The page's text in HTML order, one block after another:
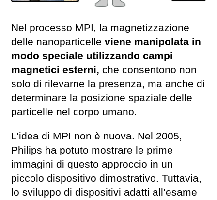
Nel processo MPI, la magnetizzazione
delle nanoparticelle viene manipolata in
modo speciale utilizzando campi
magnetici esterni, che consentono non
solo di rilevarne la presenza, ma anche di
determinare la posizione spaziale delle
particelle nel corpo umano.
L’idea di MPI non è nuova. Nel 2005,
Philips ha potuto mostrare le prime
immagini di questo approccio in un
piccolo dispositivo dimostrativo. Tuttavia,
lo sviluppo di dispositivi adatti all’esame